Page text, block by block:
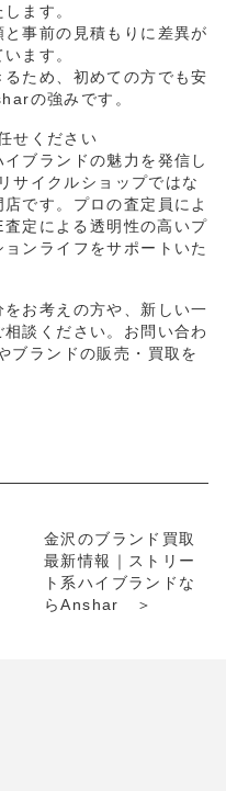
ます。
事前の見積もりに差異が
ます。
ため、初めての方でも安
の強みです。
せください
ブランドの魅力を発信し
サイクルショップではな
です。プロの査定員によ
定による透明性の高いプ
ンライフをサポートいた
お考えの方や、新しい一
談ください。お問い合わ
ブランドの販売・買取を
金沢のブランド買取
最新情報｜ストリー
ト系ハイブランドな
らAnshar ＞